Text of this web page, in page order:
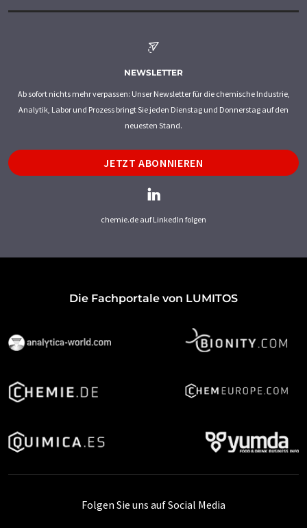
NEWSLETTER
Ab sofort nichts mehr verpassen: Unser Newsletter für die chemische Industrie,
Analytik, Labor und Prozess bringt Sie jeden Dienstag und Donnerstag auf den
neuesten Stand.
JETZT ABONNIEREN
chemie.de auf LinkedIn folgen
Die Fachportale von LUMITOS
Folgen Sie uns auf Social Media